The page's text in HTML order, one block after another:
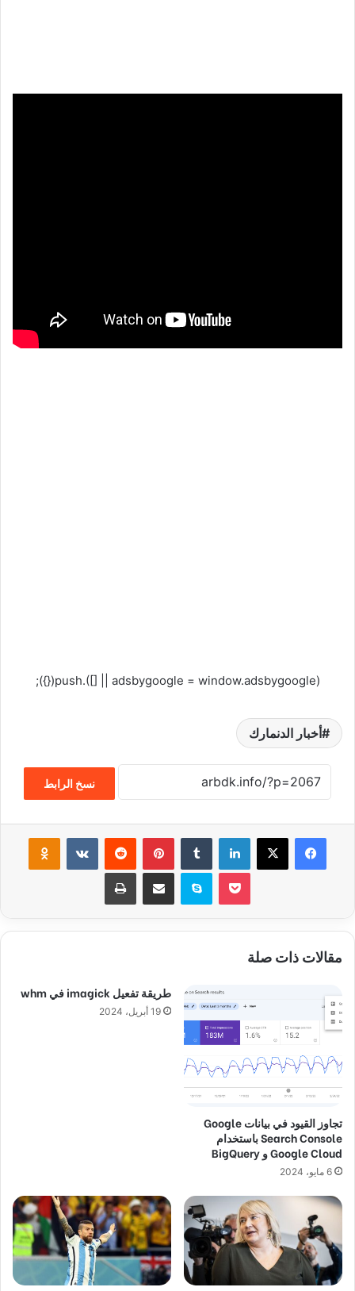
(adsbygoogle = window.adsbygoogle || []).push({});
أخبار الدنمارك
نسخ الرابط
فيسبوك لينكدإن بينتيريست
سكايب
مقالات ذات صلة
تجاوز القيود في بيانات Google
Search Console باستخدام
Google Cloud و BigQuery
6 مايو، 2024
طريقة تفعيل imagick في whm
19 أبريل، 2024